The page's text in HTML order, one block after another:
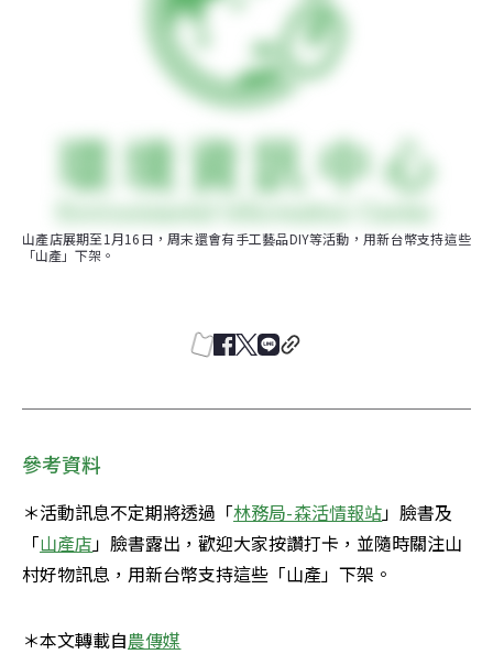
山產店展期至1月16日，周末還會有手工藝品DIY等活動，用新台幣支持這些
「山產」下架。
參考資料
＊活動訊息不定期將透過「林務局-森活情報站」臉書及
「山產店」臉書露出，歡迎大家按讚打卡，並隨時關注山
村好物訊息，用新台幣支持這些「山產」下架。
＊本文轉載自農傳媒